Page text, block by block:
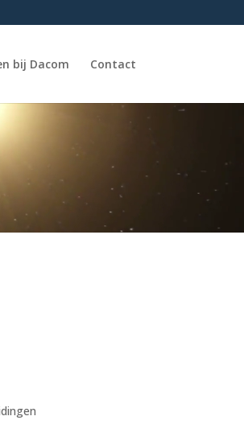
bij Dacom Contact